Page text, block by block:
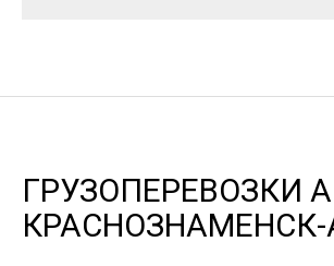
ГРУЗОПЕРЕВОЗКИ